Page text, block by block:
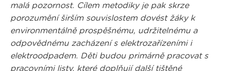
malá pozornost. Cílem metodiky je pak skrze
porozumění širším souvislostem dovést žáky k
environmentálně prospěšnému, udržitelnému a
odpovědnému zacházení s elektrozařízeními i
elektroodpadem. Děti budou primárně pracovat s
pracovními listy, které doplňují další tištěné